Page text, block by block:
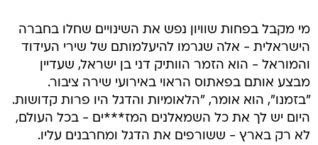
מי מקבל בפחות שוויון נפש את השינויים שחלו בחברה
הישראלית - אלה שגרמו להיעלמותם של שירי העידוד
והמוראל - הוא הזמר הוותיק דני בן ישראל, שעדיין
מבצע אותם בפאתוס הראוי באירועי שירה ציבור.
"בזמנו", הוא אומר, "הלאומיות והדגל היו פרות קדושות.
היום יש לך את כל השמאלנים המז***ים - בכל העולם,
לא רק בארץ - ששורפים את הדגל ומחרבנים עליו.